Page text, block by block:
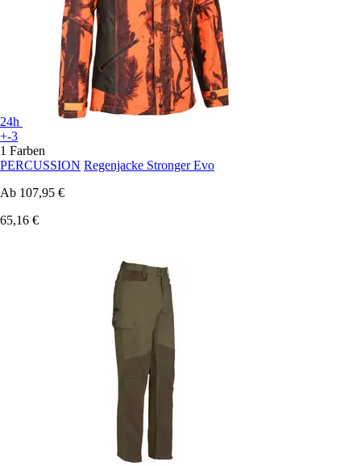
24h
+-3
1 Farben
PERCUSSION Regenjacke Stronger Evo
Ab 107,95 €
65,16 €